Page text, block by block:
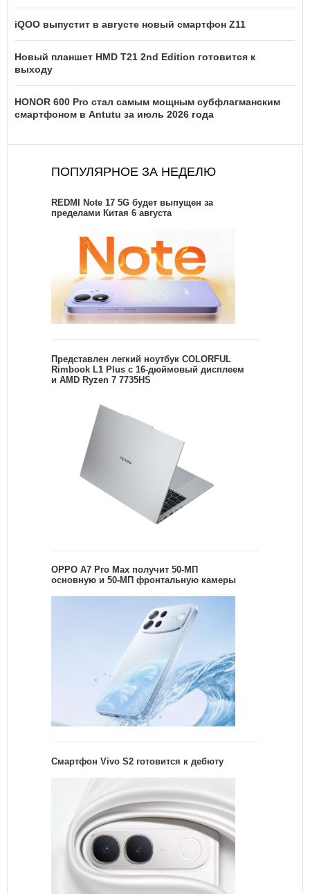
iQOO выпустит в августе новый смартфон Z11
Новый планшет HMD T21 2nd Edition готовится к
выходу
HONOR 600 Pro стал самым мощным субфлагманским
смартфоном в Antutu за июль 2026 года
ПОПУЛЯРНОЕ ЗА НЕДЕЛЮ
REDMI Note 17 5G будет выпущен за
пределами Китая 6 августа
Представлен легкий ноутбук COLORFUL
Rimbook L1 Plus с 16-дюймовый дисплеем
и AMD Ryzen 7 7735HS
OPPO A7 Pro Max получит 50-МП
основную и 50-МП фронтальную камеры
Смартфон Vivo S2 готовится к дебюту